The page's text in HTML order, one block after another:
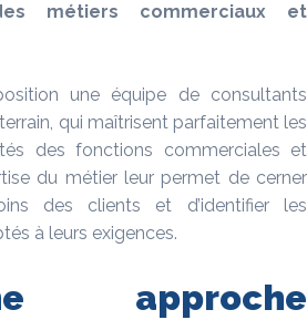
métiers commerciaux et
une équipe de consultants
qui maîtrisent parfaitement les
des fonctions commerciales et
du métier leur permet de cerner
des clients et d’identifier les
à leurs exigences.
approche